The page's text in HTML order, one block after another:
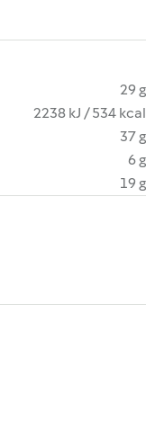
29 g
2238 kJ / 534 kcal
37 g
6 g
19 g